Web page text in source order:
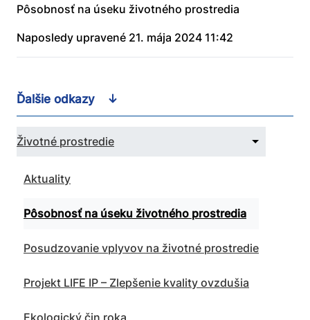
Pôsobnosť na úseku životného prostredia
Naposledy upravené 21. mája 2024 11:42
Ďalšie odkazy
Životné prostredie
Zbaliť
Aktuality
Pôsobnosť na úseku životného prostredia
Posudzovanie vplyvov na životné prostredie
Projekt LIFE IP – Zlepšenie kvality ovzdušia